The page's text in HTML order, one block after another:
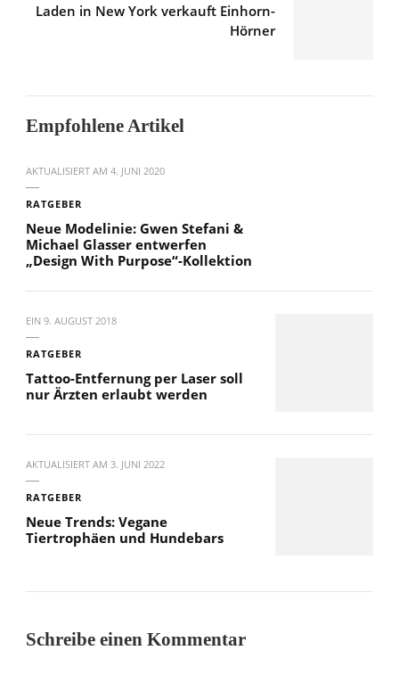
Laden in New York verkauft Einhorn-
Hörner
Empfohlene Artikel
AKTUALISIERT AM 4. JUNI 2020
RATGEBER
Neue Modelinie: Gwen Stefani &
Michael Glasser entwerfen
„Design With Purpose“-Kollektion
EIN 9. AUGUST 2018
RATGEBER
Tattoo-Entfernung per Laser soll
nur Ärzten erlaubt werden
AKTUALISIERT AM 3. JUNI 2022
RATGEBER
Neue Trends: Vegane
Tiertrophäen und Hundebars
Schreibe einen Kommentar